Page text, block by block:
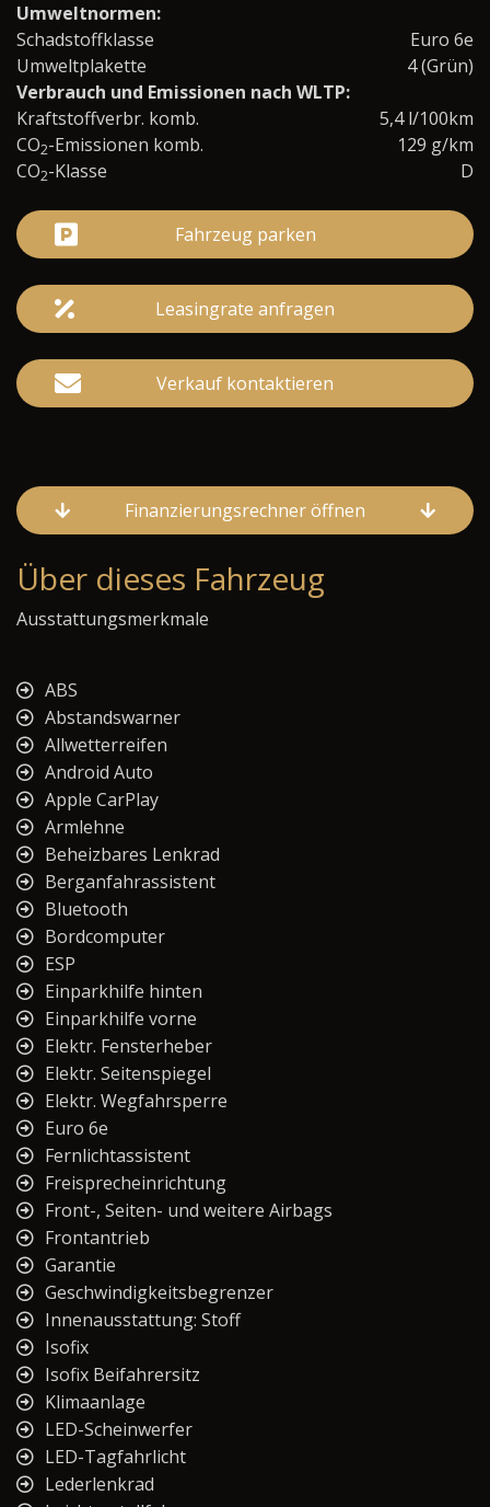
Umweltnormen:
Schadstoffklasse
Euro 6e
Umweltplakette
4 (Grün)
Verbrauch und Emissionen nach WLTP:
Kraftstoffverbr. komb.
5,4 l/100km
CO2-Emissionen komb.
129 g/km
CO2-Klasse D
Fahrzeug parken
Leasingrate anfragen
Verkauf kontaktieren
Finanzierungsrechner öffnen
Über dieses Fahrzeug
Ausstattungsmerkmale
ABS
Abstandswarner
Allwetterreifen
Android Auto
Apple CarPlay
Armlehne
Beheizbares Lenkrad
Berganfahrassistent
Bluetooth
Bordcomputer
ESP
Einparkhilfe hinten
Einparkhilfe vorne
Elektr. Fensterheber
Elektr. Seitenspiegel
Elektr. Wegfahrsperre
Euro 6e
Fernlichtassistent
Freisprecheinrichtung
Front-, Seiten- und weitere Airbags
Frontantrieb
Garantie
Geschwindigkeitsbegrenzer
Innenausstattung: Stoff
Isofix
Isofix Beifahrersitz
Klimaanlage
LED-Scheinwerfer
LED-Tagfahrlicht
Lederlenkrad